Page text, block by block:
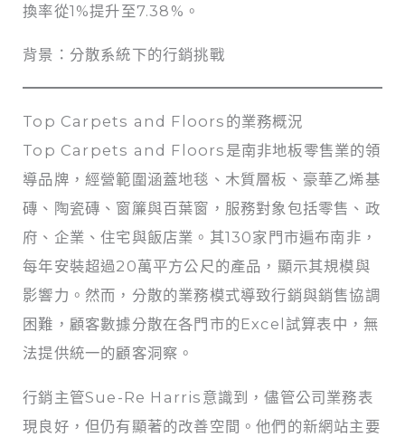
換率從1%提升至7.38%。
背景：分散系統下的行銷挑戰
Top Carpets and Floors的業務概況
Top Carpets and Floors是南非地板零售業的領
導品牌，經營範圍涵蓋地毯、木質層板、豪華乙烯基
磚、陶瓷磚、窗簾與百葉窗，服務對象包括零售、政
府、企業、住宅與飯店業。其130家門市遍布南非，
每年安裝超過20萬平方公尺的產品，顯示其規模與
影響力。然而，分散的業務模式導致行銷與銷售協調
困難，顧客數據分散在各門市的Excel試算表中，無
法提供統一的顧客洞察。
行銷主管Sue-Re Harris意識到，儘管公司業務表
現良好，但仍有顯著的改善空間。他們的新網站主要